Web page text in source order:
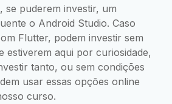
se puderem investir, um
o Android Studio. Caso
Flutter, podem investir sem
estiverem aqui por curiosidade,
tanto, ou sem condições
usar essas opções online
curso.